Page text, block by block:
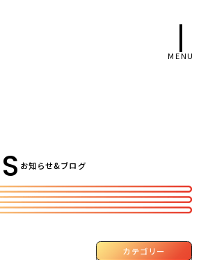
お知らせ&ブログ
カテゴリー